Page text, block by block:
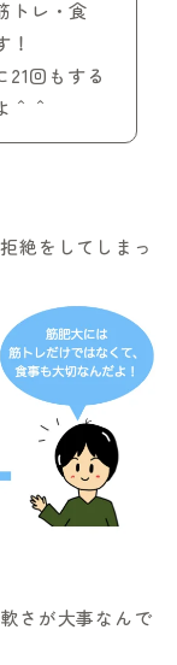
トレ・食
！
21回もする
＾＾
絶をしてしまっ
さが大事なんで